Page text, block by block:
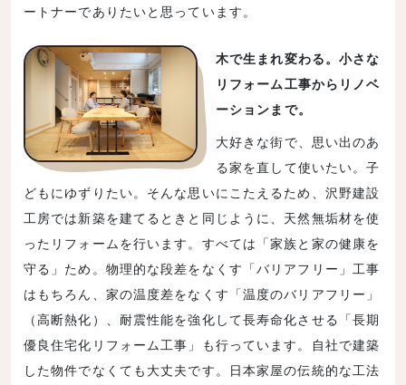
ートナーでありたいと思っています。
木で生まれ変わる。小さな
リフォーム工事からリノベ
ーションまで。
大好きな街で、思い出のあ
る家を直して使いたい。子
どもにゆずりたい。そんな思いにこたえるため、沢野建設
工房では新築を建てるときと同じように、天然無垢材を使
ったリフォームを行います。すべては「家族と家の健康を
守る」ため。物理的な段差をなくす「バリアフリー」工事
はもちろん、家の温度差をなくす「温度のバリアフリー」
（高断熱化）、耐震性能を強化して長寿命化させる「長期
優良住宅化リフォーム工事」も行っています。自社で建築
した物件でなくても大丈夫です。日本家屋の伝統的な工法